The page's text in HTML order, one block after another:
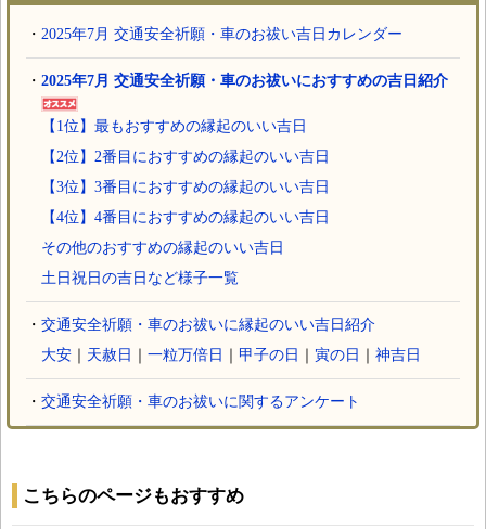
・ 2025年7月 交通安全祈願・車のお祓い吉日カレンダー
・ 2025年7月 交通安全祈願・車のお祓いにおすすめの吉日紹介
【1位】最もおすすめの縁起のいい吉日
【2位】2番目におすすめの縁起のいい吉日
【3位】3番目におすすめの縁起のいい吉日
【4位】4番目におすすめの縁起のいい吉日
その他のおすすめの縁起のいい吉日
土日祝日の吉日など様子一覧
・ 交通安全祈願・車のお祓いに縁起のいい吉日紹介
大安
天赦日 一粒万倍日 甲子の日 寅の日 神吉日
・ 交通安全祈願・車のお祓いに関するアンケート
こちらのページもおすすめ